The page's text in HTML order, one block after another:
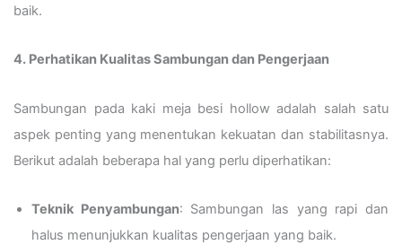
baik.
4. Perhatikan Kualitas Sambungan dan Pengerjaan
Sambungan pada kaki meja besi hollow adalah salah satu
aspek penting yang menentukan kekuatan dan stabilitasnya.
Berikut adalah beberapa hal yang perlu diperhatikan:
Teknik Penyambungan: Sambungan las yang rapi dan
halus menunjukkan kualitas pengerjaan yang baik.